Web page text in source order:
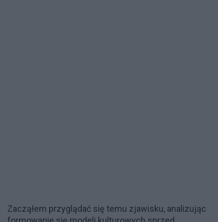
Zacząłem przyglądać się temu zjawisku, analizując